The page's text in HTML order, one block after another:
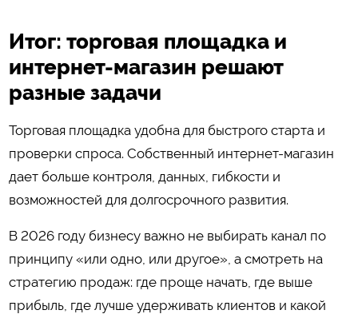
Итог: торговая площадка и
интернет-магазин решают
разные задачи
Торговая площадка удобна для быстрого старта и
проверки спроса. Собственный интернет-магазин
дает больше контроля, данных, гибкости и
возможностей для долгосрочного развития.
В 2026 году бизнесу важно не выбирать канал по
принципу «или одно, или другое», а смотреть на
стратегию продаж: где проще начать, где выше
прибыль, где лучше удерживать клиентов и какой